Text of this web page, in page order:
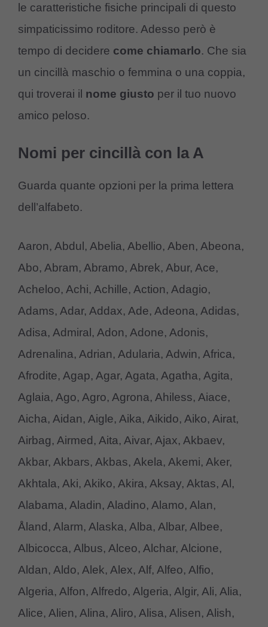
le caratteristiche fisiche principali di questo
simpaticissimo roditore. Adesso però è
tempo di decidere come chiamarlo. Che sia
un cincillà maschio o femmina o una coppia,
qui troverai il nome giusto per il tuo nuovo
amico peloso.
Nomi per cincillà con la A
Guarda quante opzioni per la prima lettera
dell’alfabeto.
Aaron, Abdul, Abelia, Abellio, Aben, Abeona,
Abo, Abram, Abramo, Abrek, Abur, Ace,
Acheloo, Achi, Achille, Action, Adagio,
Adams, Adar, Addax, Ade, Adeona, Adidas,
Adisa, Admiral, Adon, Adone, Adonis,
Adrenalina, Adrian, Adularia, Adwin, Africa,
Afrodite, Agap, Agar, Agata, Agatha, Agita,
Aglaia, Ago, Agro, Agrona, Ahiless, Aiace,
Aicha, Aidan, Aigle, Aika, Aikido, Aiko, Airat,
Airbag, Airmed, Aita, Aivar, Ajax, Akbaev,
Akbar, Akbars, Akbas, Akela, Akemi, Aker,
Akhtala, Aki, Akiko, Akira, Aksay, Aktas, Al,
Alabama, Aladin, Aladino, Alamo, Alan,
Åland, Alarm, Alaska, Alba, Albar, Albee,
Albicocca, Albus, Alceo, Alchar, Alcione,
Aldan, Aldo, Alek, Alex, Alf, Alfeo, Alfio,
Algeria, Alfon, Alfredo, Algeria, Algir, Ali, Alia,
Alice, Alien, Alina, Aliro, Alisa, Alisen, Alish,